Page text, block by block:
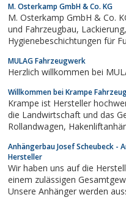
seinem Sortiment das
Streckenausrüstungen ab...
M. Osterkamp GmbH & Co. KG
M. Osterkamp GmbH & Co.
und Fahrzeugbau, Lackierung, Fahrzeugpflege,
Hygienebeschichtungen für
MULAG Fahrzeugwerk
Herzlich willkommen bei
Willkommen bei Krampe
Krampe ist Hersteller
die Landwirtschaft und das
Anhängerbau Josef Scheubeck -
Hersteller
Wir haben uns auf die
einem zulässigen
Unsere Anhänger werden